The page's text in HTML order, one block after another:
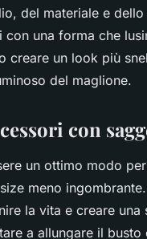
del materiale e
con una forma che
creare un look più
del maglione.
con
un ottimo modo
meno
la vita e creare
a allungare il